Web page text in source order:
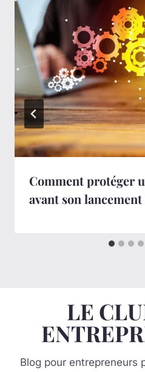
Comment protéger
avant son lancement
LE
Blog pour entrepreneurs